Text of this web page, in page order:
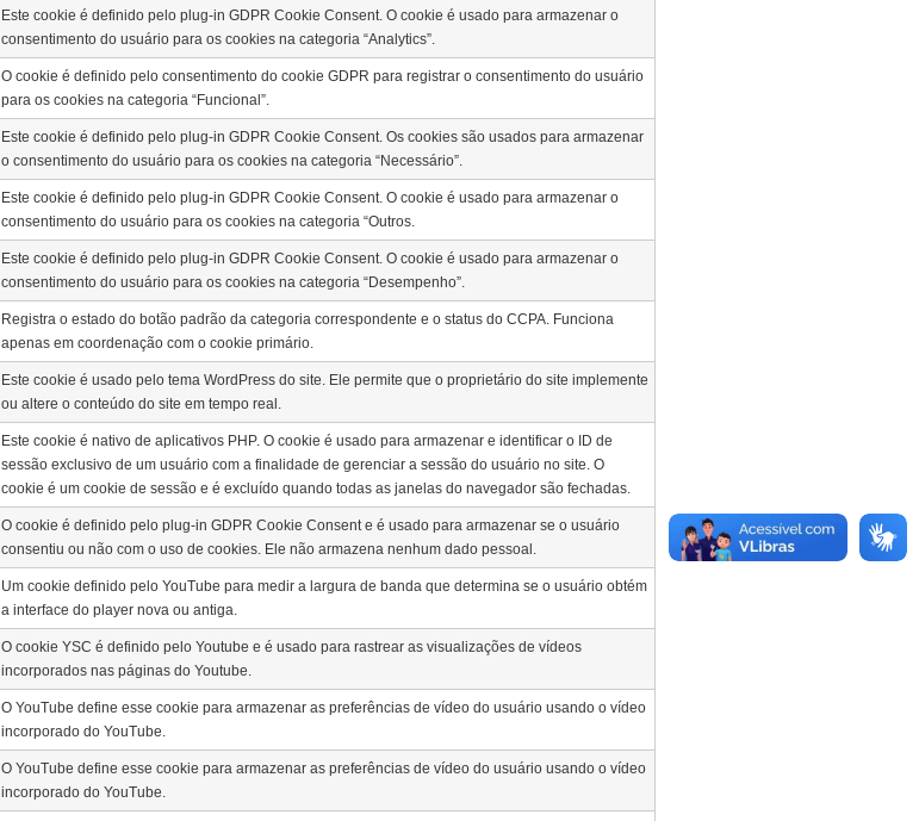
Este cookie é definido pelo plug-in GDPR Cookie Consent. O cookie é usado para armazenar o
consentimento do usuário para os cookies na categoria “Analytics”.
O cookie é definido pelo consentimento do cookie GDPR para registrar o consentimento do usuário
para os cookies na categoria “Funcional”.
Este cookie é definido pelo plug-in GDPR Cookie Consent. Os cookies são usados para armazenar
o consentimento do usuário para os cookies na categoria “Necessário”.
Este cookie é definido pelo plug-in GDPR Cookie Consent. O cookie é usado para armazenar o
consentimento do usuário para os cookies na categoria “Outros.
Este cookie é definido pelo plug-in GDPR Cookie Consent. O cookie é usado para armazenar o
consentimento do usuário para os cookies na categoria “Desempenho”.
Registra o estado do botão padrão da categoria correspondente e o status do CCPA.
Funciona
apenas em coordenação com o cookie primário.
Este cookie é usado pelo tema WordPress do site.
Ele permite que o proprietário do site implemente
ou altere o conteúdo do site em tempo real.
Este cookie é nativo de aplicativos PHP. O cookie é usado para armazenar e identificar o ID de
sessão exclusivo de um usuário com a finalidade de gerenciar a sessão do usuário no site. O
cookie é um cookie de sessão e é excluído quando todas as janelas do navegador são fechadas.
O cookie é definido pelo plug-in GDPR Cookie Consent e é usado para armazenar se o usuário
consentiu ou não com o uso de cookies.
Ele não armazena nenhum dado pessoal.
Um cookie definido pelo YouTube para medir a largura de banda que determina se o usuário obtém
a interface do player nova ou antiga.
O cookie YSC é definido pelo Youtube e é usado para rastrear as visualizações de vídeos
incorporados nas páginas do Youtube.
O YouTube define esse cookie para armazenar as preferências de vídeo do usuário usando o vídeo
incorporado do YouTube.
O YouTube define esse cookie para armazenar as preferências de vídeo do usuário usando o vídeo
incorporado do YouTube.